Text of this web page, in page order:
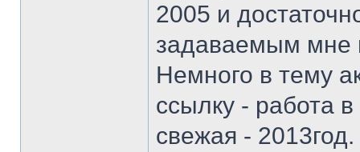
2005 и
задаваемым мне
Немного в тему
ссылку - работа
свежая -